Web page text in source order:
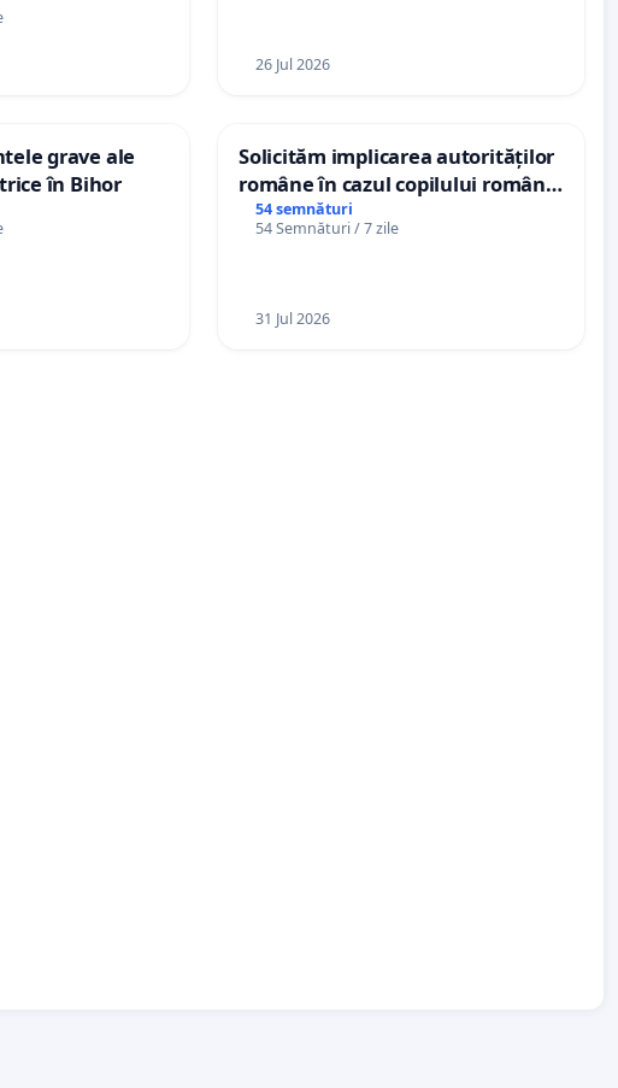
26 Jul 2026
grave ale
în Bihor
Solicităm implicarea autorităților
române în cazul copilului român
Wiliam Kristian Gheorghe, aflat în
plasament în Danemarca de 12
54 semnături
54 Semnături / 7 zile
31 Jul 2026